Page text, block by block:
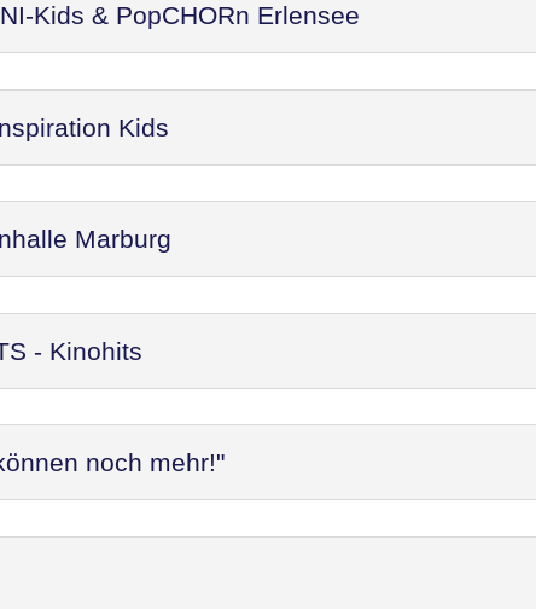
Kids & PopCHORn Erlensee
Kids
Marburg
- Kinohits
noch mehr!"